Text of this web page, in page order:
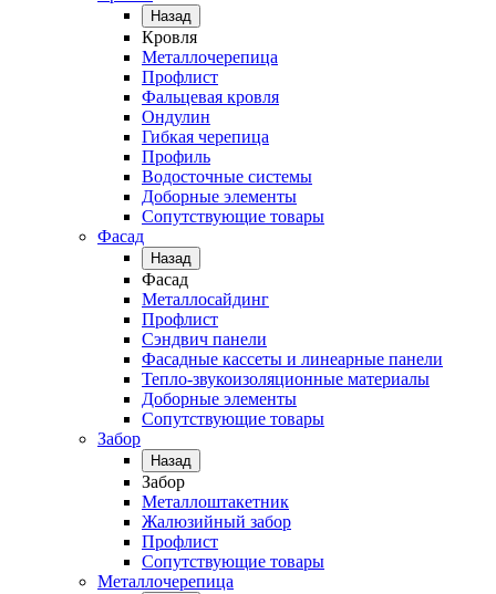
Назад
Кровля
Металлочерепица
Профлист
Фальцевая кровля
Ондулин
Гибкая черепица
Профиль
Водосточные системы
Доборные элементы
Сопутствующие товары
Фасад
Назад
Фасад
Металлосайдинг
Профлист
Сэндвич панели
Фасадные кассеты и линеарные панели
Тепло-звукоизоляционные материалы
Доборные элементы
Сопутствующие товары
Забор
Назад
Забор
Металлоштакетник
Жалюзийный забор
Профлист
Сопутствующие товары
Металлочерепица